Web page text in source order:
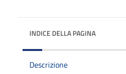
INDICE DELLA PAGINA
Descrizione